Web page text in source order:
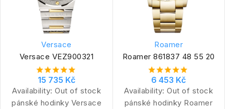
Versace
Versace VEZ900321
15 735 Kč
Availability: Out of stock
pánské hodinky Versace
Roamer
Roamer 861837 48 55 20
6 453 Kč
Availability: Out of stock
pánské hodinky Roamer